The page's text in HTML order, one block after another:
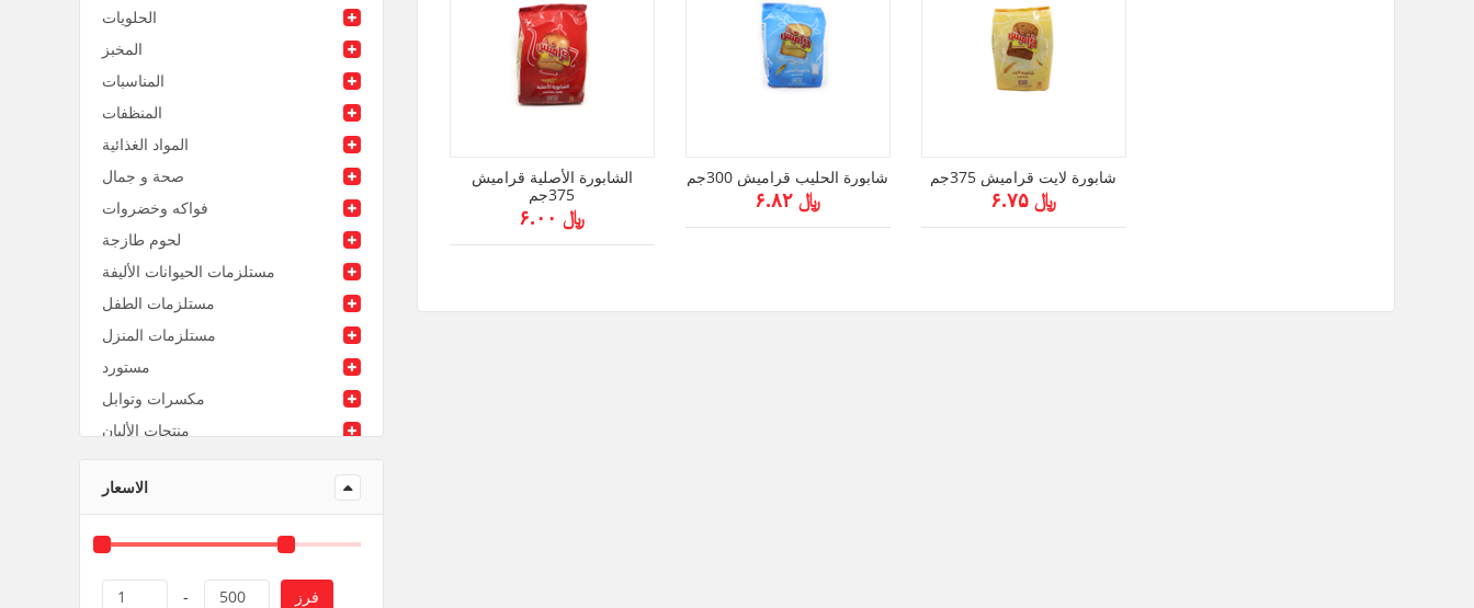
الحلويات
المخبز
المناسبات
المنظفات
المواد الغذائية
صحة و جمال
فواكه وخضروات
لحوم طازجة
مستلزمات الحيوانات الأليفة
مستلزمات الطفل
مستلزمات المنزل
مستورد
مكسرات وتوابل
منتجات الألبان
الاسعار
1 - 500 فرز
الشابورة الأصلية قراميش
375جم
﷼ ۶.۰۰
شابورة الحليب قراميش 300جم
﷼ ۶.۸۲
شابورة لايت قراميش 375جم
﷼ ۶.۷۵